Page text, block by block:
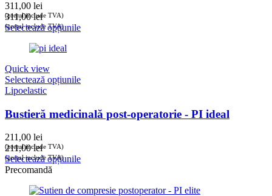
311,00 lei
(prețul include TVA)
311,00lei
(prețul include TVA)
Selectează opțiunile
Quick view
Selectează opțiunile
Lipoelastic
Bustieră medicinală post-operatorie - PI ideal
211,00 lei
(prețul include TVA)
211,00lei
(prețul include TVA)
Selectează opțiunile
Precomandă